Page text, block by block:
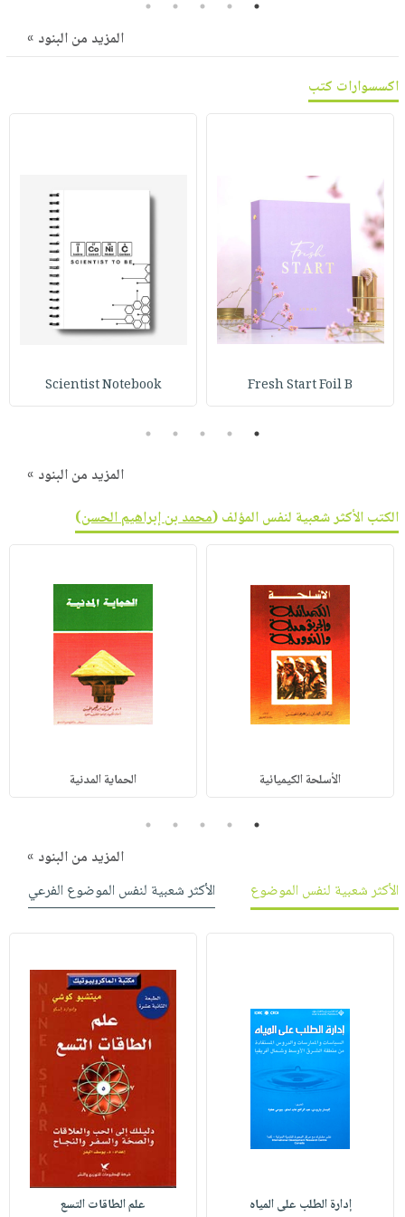
مناسبات
طرحها
خدمات
انشر
كتابك
تواصل
معنا
التسوق
نشرة
الإصدارات
1
2
3
4
5
المزيد من البنود »
اكسسوارات كتب
Fresh Start Foil B
Scientist Notebook
1
2
3
4
5
المزيد من البنود »
الكتب الأكثر شعبية لنفس المؤلف (محمد بن إبراهيم الحسن)
الأسلحة الكيميائية الحماية المدنية
1
2
3
4
5
المزيد من البنود »
الأكثر شعبية لنفس الموضوع
الأكثر شعبية لنفس الموضوع الفرعي
إدارة الطلب على المياه علم الطاقات التسع